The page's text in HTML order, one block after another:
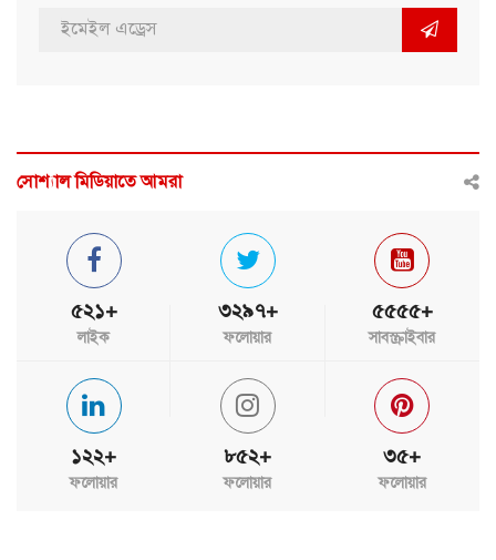
সোশ্যাল মিডিয়াতে আমরা
৫২১+
লাইক
৩২৯৭+
ফলোয়ার
৫৫৫৫+
সাবস্ক্রাইবার
১২২+
ফলোয়ার
৮৫২+
ফলোয়ার
৩৫+
ফলোয়ার